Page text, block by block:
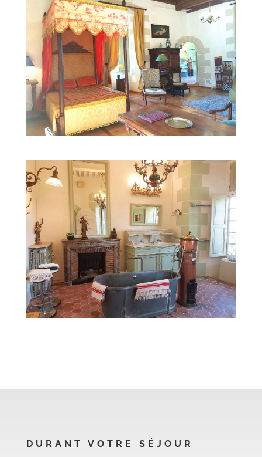
DURANT VOTRE SÉJOUR